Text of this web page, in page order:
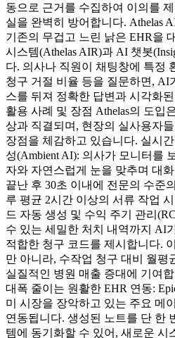
동으로 근거를 수집하여 이의를
실을 완벽히 방어합니다. Athelas
기존의 무겁고 느린 낡은 EHR을
시스템(Athelas AIR)과 AI 챗봇
다. 의사나 직원이 채팅창에 특정
청구 거절 비율 등을 질문하면, AI
스를 뒤져 정확한 답변과 시각화
활용 사례 및 장점 Athelas의 도입
상과 직결되며, 현장의 실사용자
장점을 체감하고 있습니다. 실시
성(Ambient AI): 의사가 모니터를
자와 자연스럽게 눈을 맞추며 대
끝난 후 30초 이내에 전문의 수준
루 평균 2시간 이상의 서류 작업
드 자동 생성 및 수익 주기 관리
수 있는 세밀한 처치 내역까지 AI
적합한 청구 코드를 제시합니다.
만 아니라, 수작업 청구 대비 월평
실질적인 병원 매출 증대에 기여
대폭 줄이는 원활한 EHR 연동:
미 시장을 장악하고 있는 주요 메
연동됩니다. 생성된 노트를 단 한
템에 동기화할 수 있어, 새로운 시